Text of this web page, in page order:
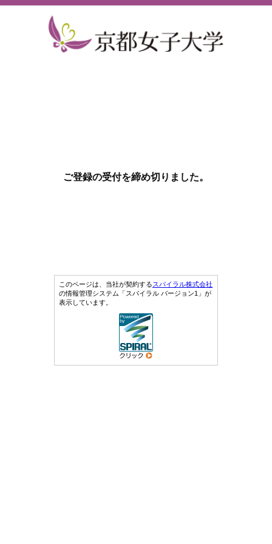
ご登録の受付を締め切りました。
このページは、当社が契約するスパイラル株式会社
の情報管理システム「スパイラル バージョン1」が
表示しています。